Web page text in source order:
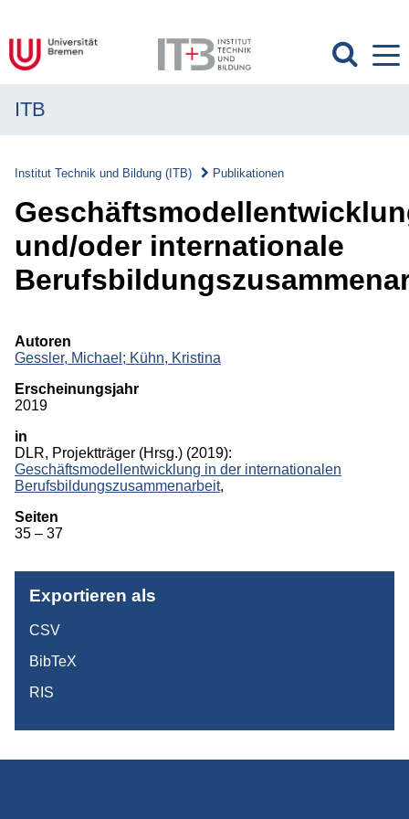
Transfer
Projekte
Publikationen
Überblick
Herausgeberschaften
Beiträge in Zeitschriften
ITB-Forschungsberichte
Studien/Arbeitspapiere
ITB
Institut Technik und Bildung (ITB) Publikationen
und/oder internationale
Autoren
Gessler, Michael; Kühn, Kristina
Erscheinungsjahr
2019
in
DLR, Projektträger (Hrsg.) (2019):
Geschäftsmodellentwicklung in der internationalen
Berufsbildungszusammenarbeit,
Seiten
35 – 37
Exportieren als
CSV
BibTeX
RIS